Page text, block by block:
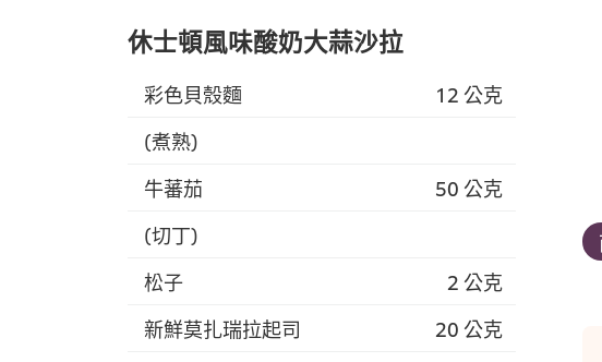
休士頓風味酸奶大蒜沙拉
彩色貝殼麵
12 公克
(煮熟)
牛蕃茄
50 公克
(切丁)
松子
2 公克
新鮮莫扎瑞拉起司
20 公克